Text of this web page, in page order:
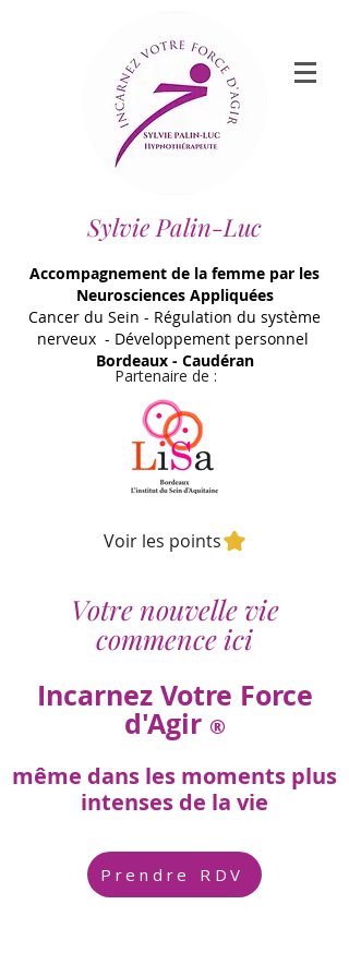
Sylvie Palin-Luc
Accompagnement de la femme par les
Neurosciences Appliquées
Cancer du Sein - Régulation du système
nerveux - Développement personnel
Bordeaux - Caudéran
Partenaire de :
Voir les points
Votre nouvelle vie
commence ici
Incarnez Votre Force
d'Agir ®
même dans les moments plus
intenses de la vie
Prendre RDV